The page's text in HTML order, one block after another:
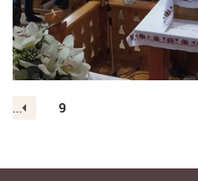
... 9